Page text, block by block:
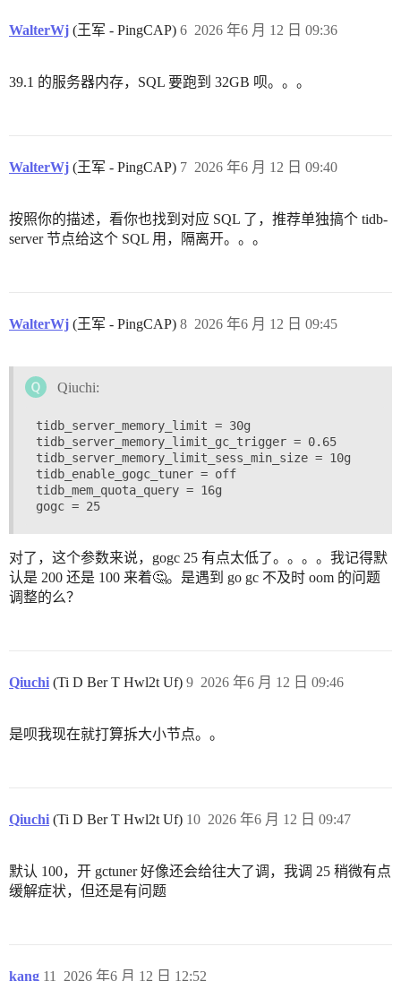
WalterWj (王军 - PingCAP) 2026 年6 月 12 日 09:36
6
39.1 的服务器内存，SQL 要跑到 32GB 呗。。。
WalterWj (王军 - PingCAP) 2026 年6 月 12 日 09:40
7
按照你的描述，看你也找到对应 SQL 了，推荐单独搞个 tidb-
server 节点给这个 SQL 用，隔离开。。。
WalterWj (王军 - PingCAP) 2026 年6 月 12 日 09:45
8
Qiuchi:
tidb_server_memory_limit = 30g
tidb_server_memory_limit_gc_trigger = 0.65
tidb_server_memory_limit_sess_min_size = 10g
tidb_enable_gogc_tuner = off
tidb_mem_quota_query = 16g
对了，这个参数来说，gogc 25 有点太低了。。。。我记得默
认是 200 还是 100 来着🤔。是遇到 go gc 不及时 oom 的问题
调整的么？
Qiuchi (Ti D Ber T Hwl2t Uf) 2026 年6 月 12 日 09:46
9
是呗我现在就打算拆大小节点。。
Qiuchi (Ti D Ber T Hwl2t Uf) 2026 年6 月 12 日 09:47
10
默认 100，开 gctuner 好像还会给往大了调，我调 25 稍微有点
缓解症状，但还是有问题
kang 2026 年6 月 12 日 12:52
11